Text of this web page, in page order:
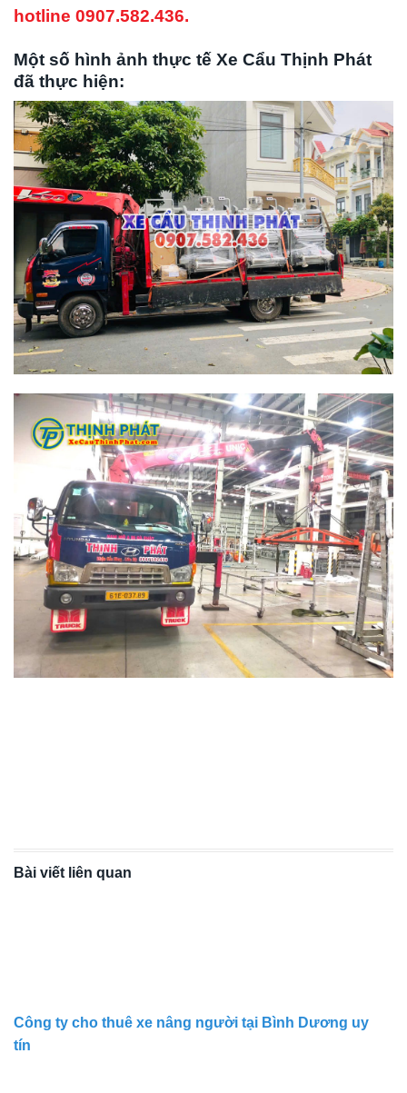
hotline 0907.582.436.
Một số hình ảnh thực tế Xe Cẩu Thịnh Phát
đã thực hiện:
Bài viết liên quan
Công ty cho thuê xe nâng người tại Bình Dương uy
tín